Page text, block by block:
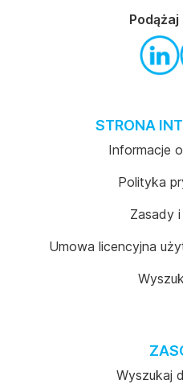
STRONA
Informacje
Polityka
Zasady
Umowa licencyjna
Wyszukaj
Podążaj